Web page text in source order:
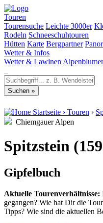
Touren
Tourensuche Leichte 3000er
Rodeln Schneeschuhtouren
Hütten Karte Bergpartner
Wetter & Infos
Wetter & Lawinen
Startseite › Touren ›
Chiemgauer Alpen
Spitzstein
Gipfelbuch
Aktuelle Tourenverhältnisse:
gegangen? Wie hat Dir die
Tipps? Wie sind die aktuellen